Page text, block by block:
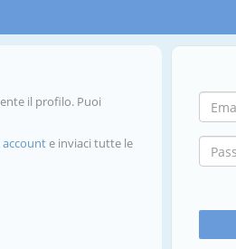
il profilo. Puoi
e inviaci tutte le